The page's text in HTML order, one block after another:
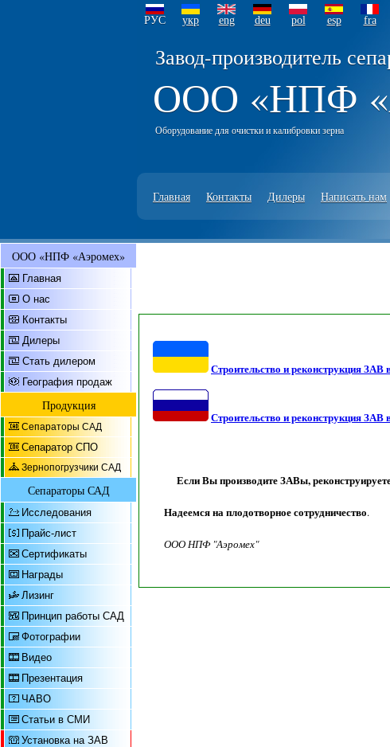
РУС укр eng deu pol esp fra
Завод-производитель
ООО «НПФ
Оборудование для очистки и калибровки зерна
Главная Контакты Дилеры Написать нам
ООО «НПФ «Аэромех»
Главная
О нас
Контакты
Дилеры
Стать дилером
География продаж
Продукция
Сепараторы САД
Сепаратор СПО
Зернопогрузчики САД
Сепараторы САД
Исследования
Прайс-лист
Сертификаты
Награды
Лизинг
Принцип работы САД
Фотографии
Видео
Презентация
ЧАВО
Статьи в СМИ
Установка на ЗАВ
Строительство и реконструкция ЗАВ
Строительство и реконструкция ЗАВ
Если Вы производите ЗАВы,
Надеемся на плодотворное сотрудничество.
ООО НПФ "Аэромех"